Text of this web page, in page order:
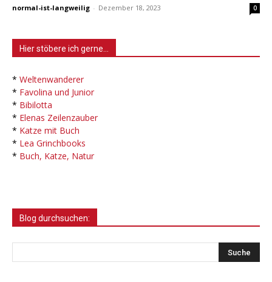
normal-ist-langweilig - Dezember 18, 2023 0
Hier stöbere ich gerne…
* Weltenwanderer
* Favolina und Junior
* Bibilotta
* Elenas Zeilenzauber
* Katze mit Buch
* Lea Grinchbooks
* Buch, Katze, Natur
Blog durchsuchen: